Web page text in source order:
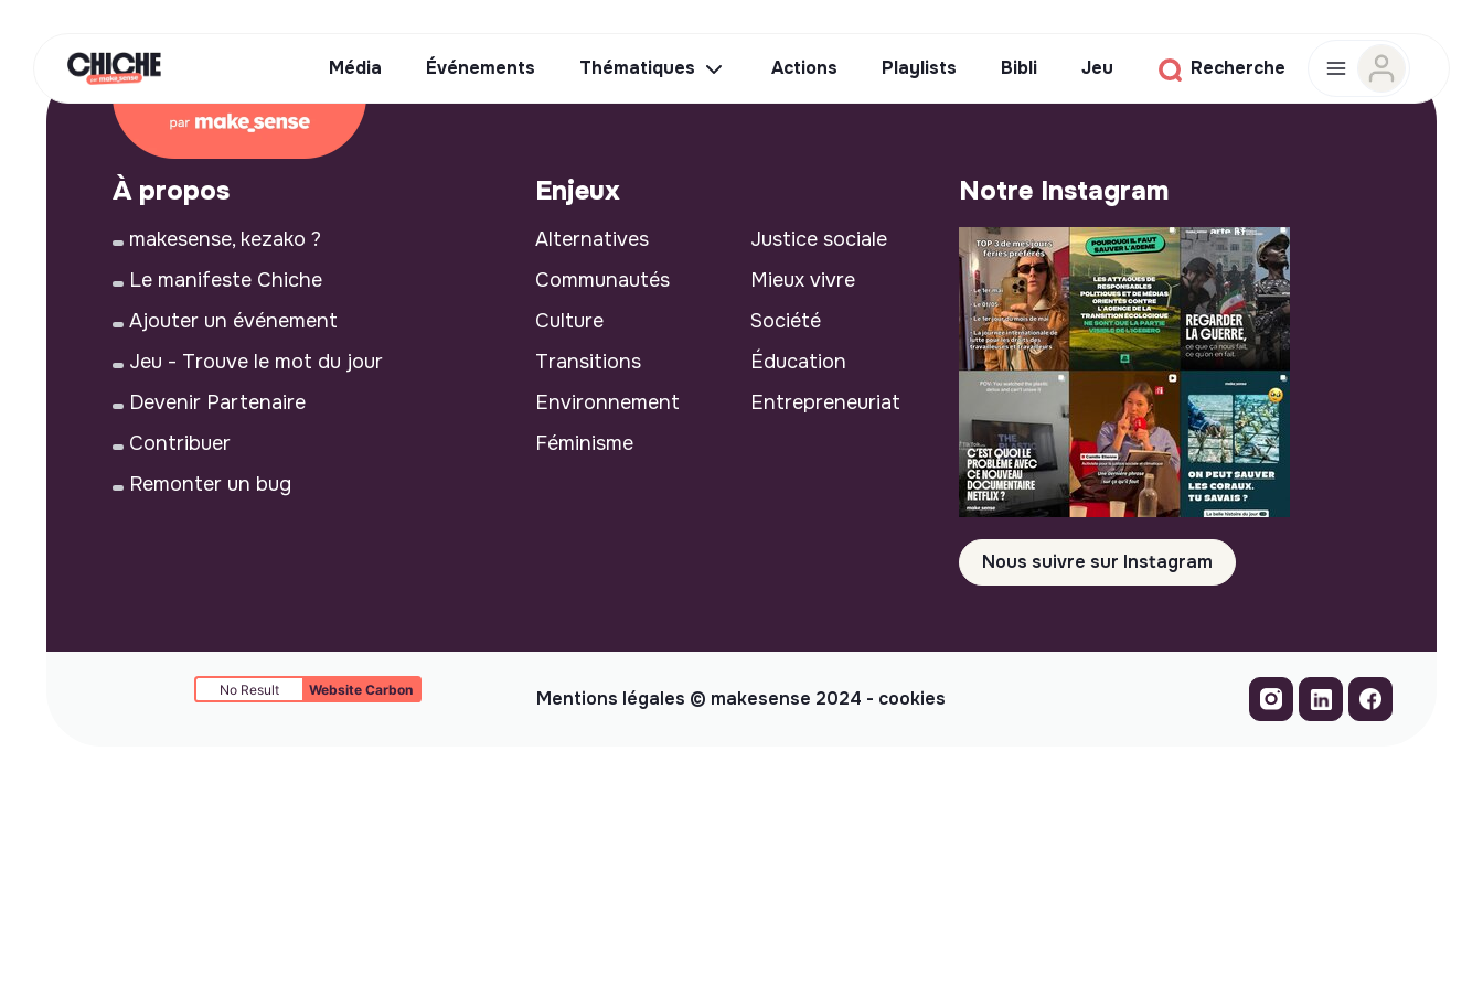
Média Événements Thématiques Actions Playlists Bibli Jeu Recherche
À propos
makesense, kezako ?
Le manifeste Chiche
Ajouter un événement
Jeu - Trouve le mot du jour
Devenir Partenaire
Contribuer
Remonter un bug
Enjeux
Alternatives
Communautés
Culture
Transitions
Environnement
Féminisme
Justice sociale
Mieux vivre
Société
Éducation
Entrepreneuriat
Notre Instagram
Nous suivre sur Instagram
No Result Website Carbon Mentions légales © makesense 2024 - cookies